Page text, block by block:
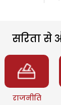
सरिता से
राजनीति